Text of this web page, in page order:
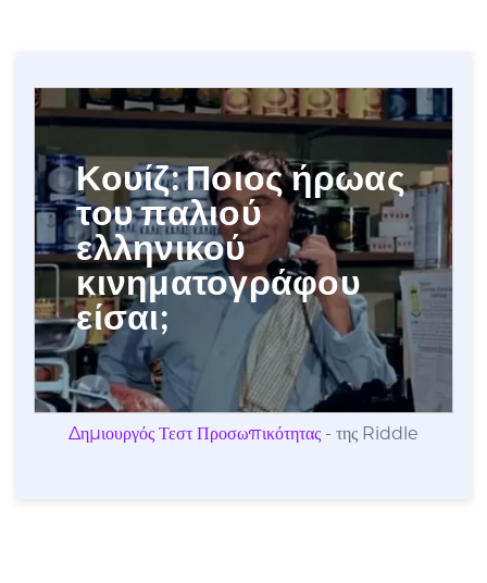
Δημιουργός Τεστ Προσωπικότητας - της Riddle